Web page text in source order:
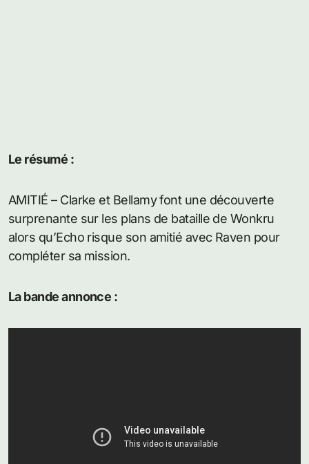
Le résumé :
AMITIÉ – Clarke et Bellamy font une découverte
surprenante sur les plans de bataille de Wonkru
alors qu’Echo risque son amitié avec Raven pour
compléter sa mission.
La bande annonce :